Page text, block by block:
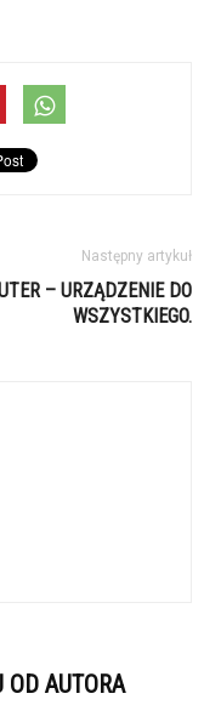
Następny artykuł
– URZĄDZENIE DO
WSZYSTKIEGO.
OD AUTORA